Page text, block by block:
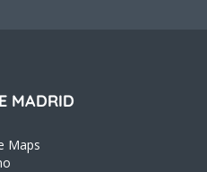
MADRID
Maps